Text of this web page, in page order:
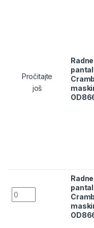
Pročitajte
još
Radne
Radne pantalone
Radne